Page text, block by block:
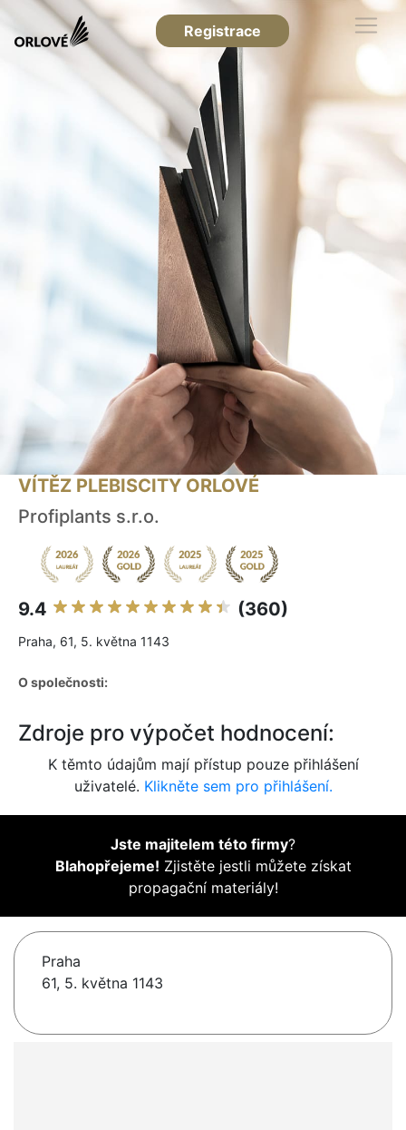
Registrace
VÍTĚZ PLEBISCITY ORLOVÉ
Profiplants s.r.o.
9.4 (360)
Praha, 61, 5. května 1143
O společnosti:
Zdroje pro výpočet hodnocení:
K těmto údajům mají přístup pouze přihlášení
uživatelé. Klikněte sem pro přihlášení.
Jste majitelem této firmy?
Blahopřejeme! Zjistěte jestli můžete získat
propagační materiály!
Praha
61, 5. května 1143